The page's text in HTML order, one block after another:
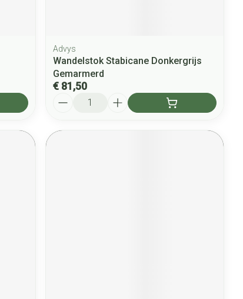
Advys
Wandelstok Stabicane Donkergrijs
Gemarmerd
€ 81,50